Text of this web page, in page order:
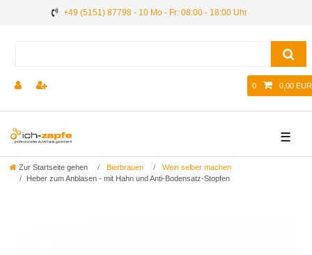
+49 (5151) 87798 - 10 Mo - Fr: 08:00 - 18:00 Uhr
0 0,00 EUR
☰
Zur Startseite gehen Bierbrauen
Wein selber machen
Heber zum Anblasen - mit Hahn und Anti-Bodensatz-Stopfen